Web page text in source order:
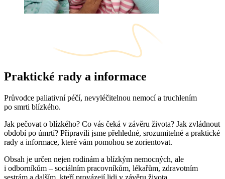
Praktické rady a informace
Průvodce paliativní péčí, nevyléčitelnou nemocí a truchlením
po smrti blízkého.
Jak pečovat o blízkého? Co vás čeká v závěru života? Jak zvládnout
období po úmrtí? Připravili jsme přehledné, srozumitelné a praktické
rady a informace, které vám pomohou se zorientovat.
Obsah je určen nejen rodinám a blízkým nemocných, ale
i odborníkům – sociálním pracovníkům, lékařům, zdravotním